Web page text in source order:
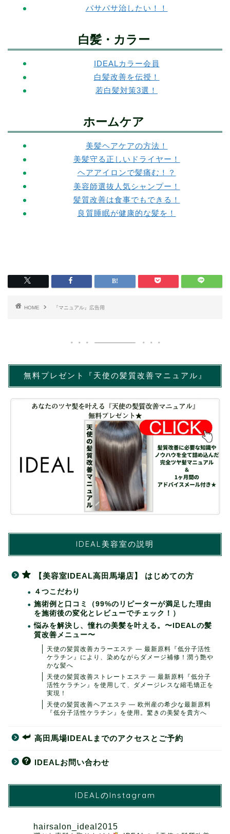
パサパサ治したい！！
白髪・カラー
IDEALカラー会員
白髪改善を伝授！
若白髪対策3選！
ホームケア
美髪ヘアケアの方法！
美髪守る正しいドライヤー！
ヘアアイロンで髪痛む！？
美容師選抜人気シャンプー！
髪質改善は食事でもできる！
良質睡眠が健康的な髪を！
HOME 『マニュアル』広告用
無料プレゼント『天使の髪質改善マニュアル』
IDEAL美容室の説明
【美容室IDEAL高田馬場店】 はじめての方
４つこだわり
施術例と口コミ（99%のリピーターが満足した理由
を施術後の変化とレビューでチェック！）
悩みを解決し、憧れの美髪を叶える。〜IDEALの髪
質改善メニュー〜
天使の髪質改善カラーエステ ― 最新原料『低分子活性
ケラチン』により、染めながらダメージ補修！潤う艶や
かな髪へ
天使の髪質改善ストレートエステ ― 最新原料『低分子
活性ケラチン』を使用して、ダメージレスな縮毛矯正を
実現！
天使の髪質改善ヘアエステ ― 欧州産の希少な最新原料
『低分子活性ケラチン』を使用。驚きの美髪を貴方へ
高田馬場IDEALまでのアクセスとご予約
IDEALお問い合わせ
IDEALのInstagram
hairsalon_ideal2015